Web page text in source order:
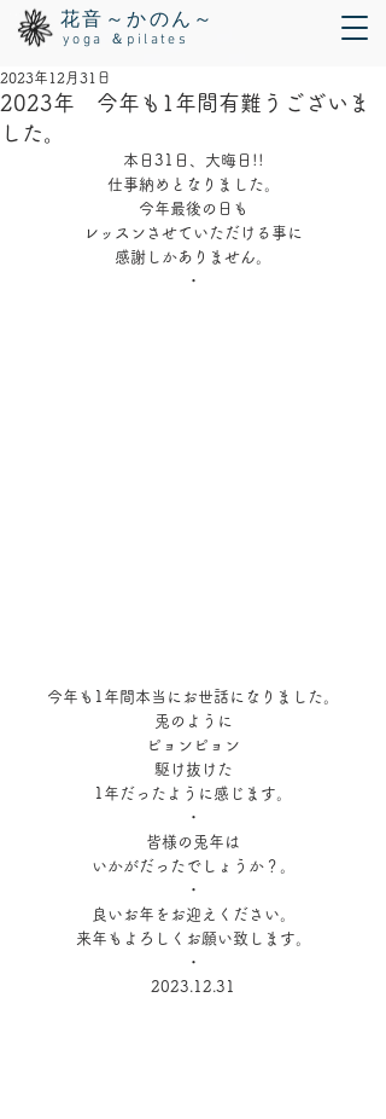
花音～かのん～
yoga ＆pilates
2023年 今年も1年間有難うございま
した。
2023年12月31日
本日31日、大晦日!!
仕事納めとなりました。
今年最後の日も
レッスンさせていただける事に
感謝しかありません。
・
今年も1年間本当にお世話になりました。
兎のように
ピョンピョン
駆け抜けた
1年だったように感じます。
・
皆様の兎年は
いかがだったでしょうか？。
・
良いお年をお迎えください。
来年もよろしくお願い致します。
・
2023.12.31